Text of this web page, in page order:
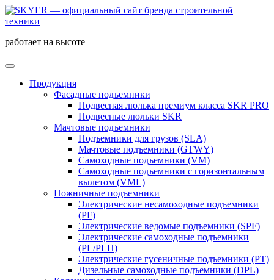
работает на высоте
Продукция
Фасадные подъемники
Подвесная люлька премиум класса SKR PRO
Подвесные люльки SKR
Мачтовые подъемники
Подъемники для грузов (SLA)
Мачтовые подъемники (GTWY)
Самоходные подъемники (VM)
Самоходные подъемники c горизонтальным
вылетом (VML)
Ножничные подъемники
Электрические несамоходные подъемники
(PF)
Электрические ведомые подъемники (SPF)
Электрические самоходные подъемники
(PL/PLH)
Электрические гусеничные подъемники (PT)
Дизельные самоходные подъемники (DPL)